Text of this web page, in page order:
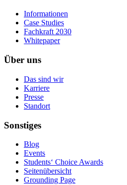
Informationen
Case Studies
Fachkraft 2030
Whitepaper
Über uns
Das sind wir
Karriere
Presse
Standort
Sonstiges
Blog
Events
Students‘ Choice Awards
Seitenübersicht
Grounding Page